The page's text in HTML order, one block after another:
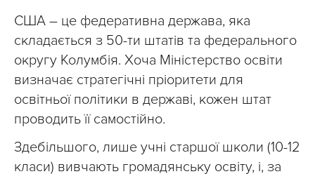
США – це федеративна держава, яка
складається з 50-ти штатів та федерального
округу Колумбія. Хоча Міністерство освіти
визначає стратегічні пріоритети для
освітньої політики в державі, кожен штат
проводить її самостійно.
Здебільшого, лише учні старшої школи (10-12
класи) вивчають громадянську освіту, і, за